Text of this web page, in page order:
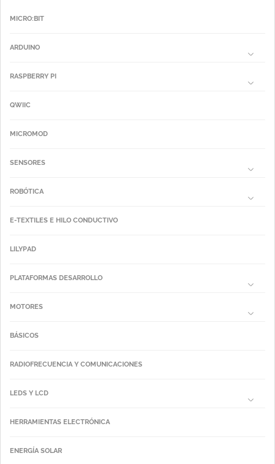
MICRO:BIT
ARDUINO
RASPBERRY PI
QWIIC
MICROMOD
SENSORES
ROBÓTICA
E-TEXTILES E HILO CONDUCTIVO
LILYPAD
PLATAFORMAS DESARROLLO
MOTORES
BÁSICOS
RADIOFRECUENCIA Y COMUNICACIONES
LEDS Y LCD
HERRAMIENTAS ELECTRÓNICA
ENERGÍA SOLAR